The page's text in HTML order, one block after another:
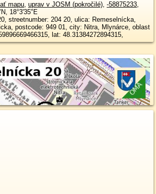
mapu, uprav v JOSM (pokročilé), -58875233,
, 18°3'35"E
streetnumber: 204 20, ulica: Remeselnícka,
949 01, city: Nitra, Mlynárce, oblast
lat: 48.31384272894315,